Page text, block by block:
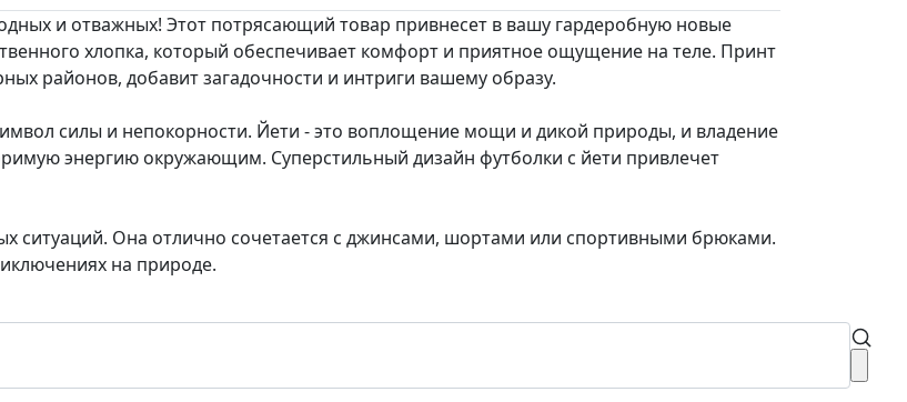
и отважных! Этот потрясающий товар привнесет в вашу гардеробную новые
хлопка, который обеспечивает комфорт и приятное ощущение на теле. Принт
районов, добавит загадочности и интриги вашему образу.
силы и непокорности. Йети - это воплощение мощи и дикой природы, и владение
энергию окружающим. Суперстильный дизайн футболки с йети привлечет
ситуаций. Она отлично сочетается с джинсами, шортами или спортивными брюками.
на природе.